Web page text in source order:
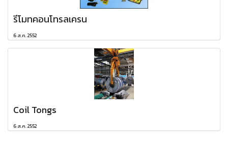
รีโมทคอนโทรลเครน
6 ส.ค. 2552
Coil Tongs
6 ส.ค. 2552